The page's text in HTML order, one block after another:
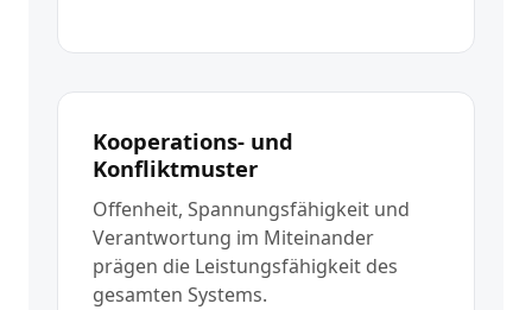
Kooperations- und
Konfliktmuster
Offenheit, Spannungsfähigkeit und
Verantwortung im Miteinander
prägen die Leistungsfähigkeit des
gesamten Systems.